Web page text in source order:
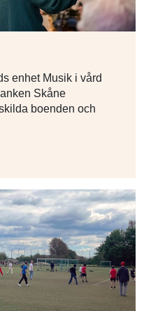
enhet Musik i vård
Skåne
boenden och